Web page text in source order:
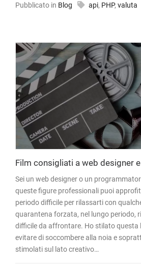
Pubblicato in Blog api, PHP, valuta
Film consigliati a web designer
Sei un web designer o un
queste figure professionali puoi
periodo difficile per rilassarti con
quarantena forzata, nel lungo periodo,
difficile da affrontare. Ho stilato questa
evitare di soccombere alla noia e
stimolati sul lato creativo…